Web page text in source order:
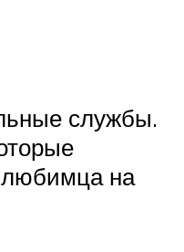
службы.
любимца на